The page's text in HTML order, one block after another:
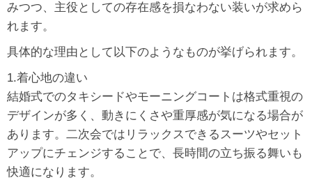
みつつ、主役としての存在感を損なわない装いが求めら
れます。
具体的な理由として以下のようなものが挙げられます。
1.着心地の違い
結婚式でのタキシードやモーニングコートは格式重視の
デザインが多く、動きにくさや重厚感が気になる場合が
あります。二次会ではリラックスできるスーツやセット
アップにチェンジすることで、長時間の立ち振る舞いも
快適になります。